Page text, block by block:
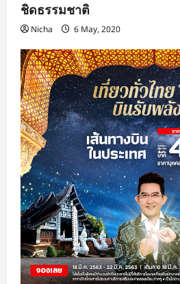
ชิดธรรมชาติ
Nicha 6 May, 2020